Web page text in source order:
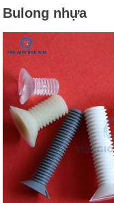
Bulong nhựa